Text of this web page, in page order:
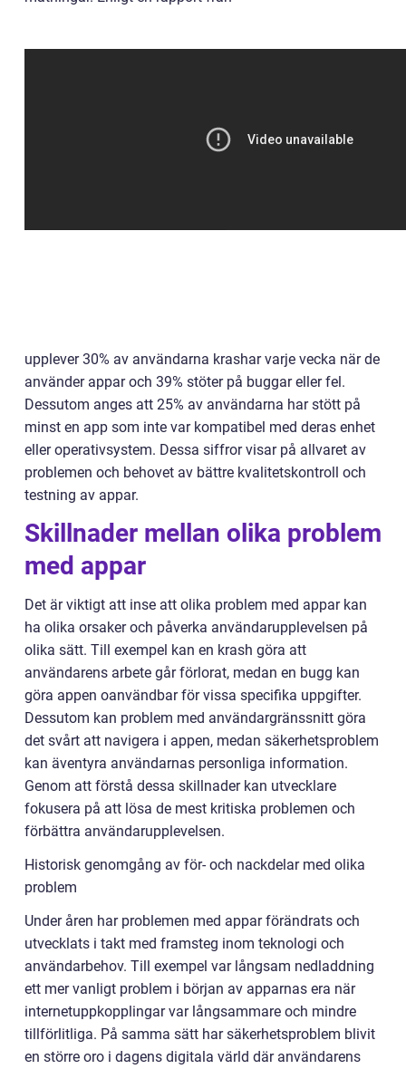
upplever 30% av användarna krashar varje vecka när de
använder appar och 39% stöter på buggar eller fel.
Dessutom anges att 25% av användarna har stött på
minst en app som inte var kompatibel med deras enhet
eller operativsystem. Dessa siffror visar på allvaret av
problemen och behovet av bättre kvalitetskontroll och
testning av appar.
Skillnader mellan olika problem
med appar
Det är viktigt att inse att olika problem med appar kan
ha olika orsaker och påverka användarupplevelsen på
olika sätt. Till exempel kan en krash göra att
användarens arbete går förlorat, medan en bugg kan
göra appen oanvändbar för vissa specifika uppgifter.
Dessutom kan problem med användargränssnitt göra
det svårt att navigera i appen, medan säkerhetsproblem
kan äventyra användarnas personliga information.
Genom att förstå dessa skillnader kan utvecklare
fokusera på att lösa de mest kritiska problemen och
förbättra användarupplevelsen.
Historisk genomgång av för- och nackdelar med olika
problem
Under åren har problemen med appar förändrats och
utvecklats i takt med framsteg inom teknologi och
användarbehov. Till exempel var långsam nedladdning
ett mer vanligt problem i början av apparnas era när
internetuppkopplingar var långsammare och mindre
tillförlitliga. På samma sätt har säkerhetsproblem blivit
en större oro i dagens digitala värld där användarens